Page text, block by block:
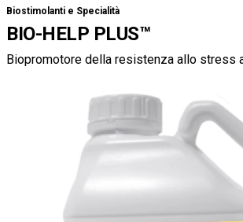
Biostimolanti e Specialità
BIO-HELP PLUS™
Biopromotore della resistenza allo stress